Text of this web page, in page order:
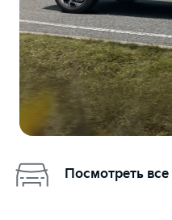
Посмотреть все